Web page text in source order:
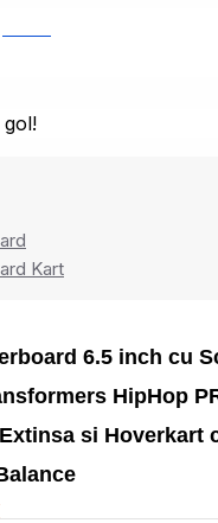
gol!
Kart
6.5 inch cu
HipHop
si Hoverkart